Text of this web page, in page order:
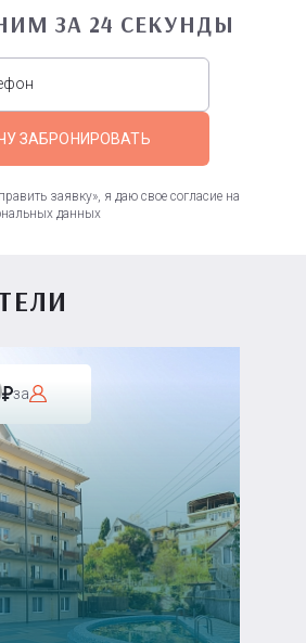
ЗА 24 СЕКУНДЫ
ЗАБРОНИРОВАТЬ
заявку», я даю свое согласие на
данных
за